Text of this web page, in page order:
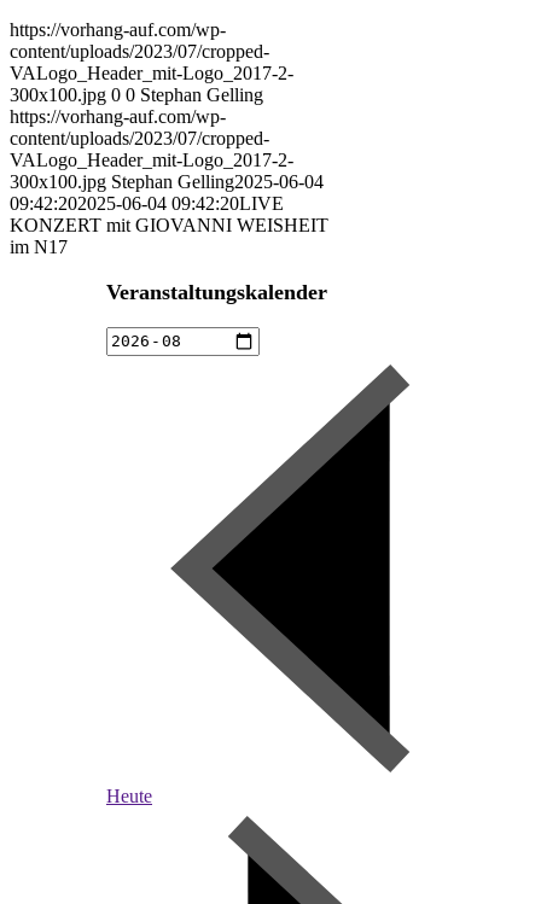
https://vorhang-auf.com/wp-
content/uploads/2023/07/cropped-
VALogo_Header_mit-Logo_2017-2-
300x100.jpg 0 0 Stephan Gelling
https://vorhang-auf.com/wp-
content/uploads/2023/07/cropped-
VALogo_Header_mit-Logo_2017-2-
300x100.jpg Stephan Gelling2025-06-04
09:42:202025-06-04 09:42:20LIVE
KONZERT mit GIOVANNI WEISHEIT
im N17
Veranstaltungskalender
Heute